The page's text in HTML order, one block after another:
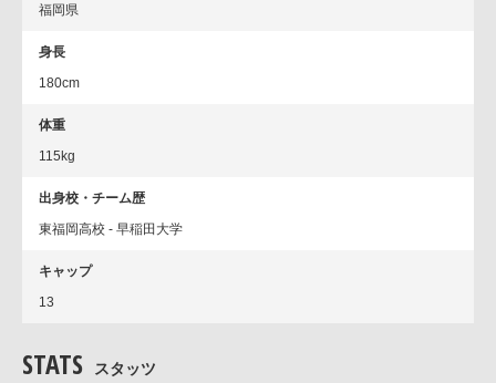
福岡県
身長
180cm
体重
115kg
出身校・チーム歴
東福岡高校 - 早稲田大学
キャップ
13
STATS スタッツ